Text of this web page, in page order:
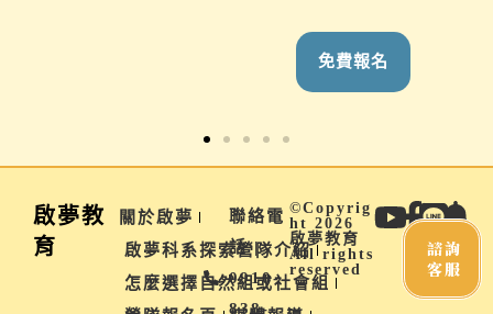
免費報名
啟夢教
育
關於啟夢
啟夢科系探索營隊介紹
怎麼選擇自然組或社會組
聯絡電
話 |
0910-
838-
©Copyrig
ht 2026
啟夢教育
All rights
reserved
諮詢
客服